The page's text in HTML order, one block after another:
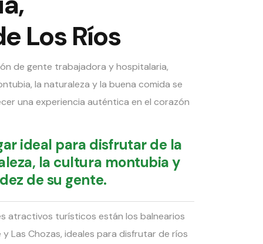
Los Ríos
de gente trabajadora y hospitalaria,
la naturaleza y la buena comida se
una experiencia auténtica en el corazón
ideal para disfrutar de la
la cultura montubia y
de su gente.
atractivos turísticos están los balnearios
y Las Chozas, ideales para disfrutar de ríos